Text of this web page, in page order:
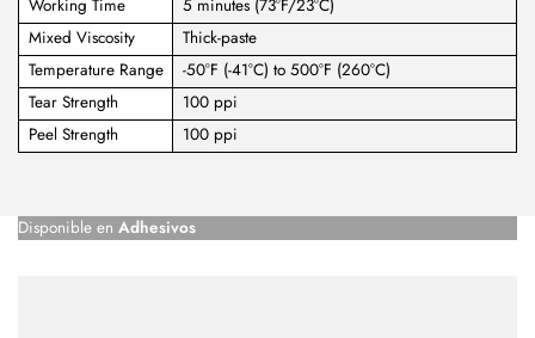
Working Time
5 minutes (73°F/23°C)
Mixed Viscosity
Thick-paste
Temperature Range
-50°F (-41°C) to 500°F (260°C)
Tear Strength
100 ppi
Peel Strength
100 ppi
Disponible en Adhesivos